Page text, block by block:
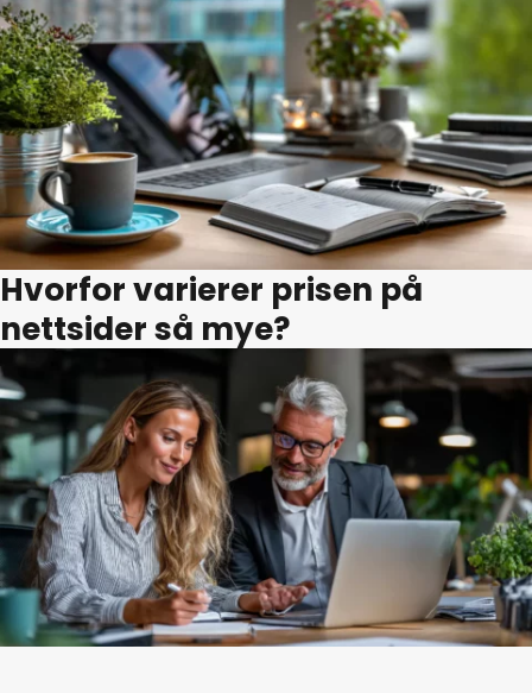
Hvorfor varierer prisen på
nettsider så mye?